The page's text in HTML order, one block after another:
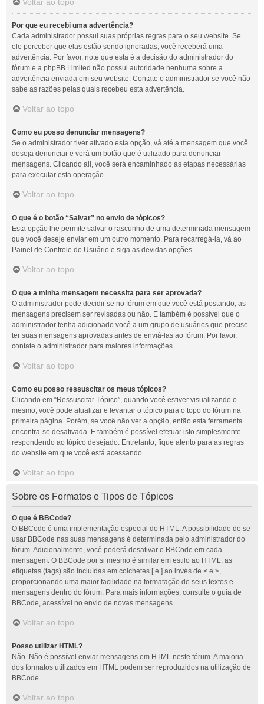
Por que eu recebi uma advertência?
Cada administrador possui suas próprias regras para o seu website. Se
ele perceber que elas estão sendo ignoradas, você receberá uma
advertência. Por favor, note que esta é a decisão do administrador do
fórum e a phpBB Limited não possui autoridade nenhuma sobre a
advertência enviada em seu website. Contate o administrador se você não
sabe as razões pelas quais recebeu esta advertência.
Voltar ao topo
Como eu posso denunciar mensagens?
Se o administrador tiver ativado esta opção, vá até a mensagem que você
deseja denunciar e verá um botão que é utilizado para denunciar
mensagens. Clicando ali, você será encaminhado às etapas necessárias
para executar esta operação.
Voltar ao topo
O que é o botão “Salvar” no envio de tópicos?
Esta opção lhe permite salvar o rascunho de uma determinada mensagem
que você deseje enviar em um outro momento. Para recarregá-la, vá ao
Painel de Controle do Usuário e siga as devidas opções.
Voltar ao topo
O que a minha mensagem necessita para ser aprovada?
O administrador pode decidir se no fórum em que você está postando, as
mensagens precisem ser revisadas ou não. E também é possível que o
administrador tenha adicionado você a um grupo de usuários que precise
ter suas mensagens aprovadas antes de enviá-las ao fórum. Por favor,
contate o administrador para maiores informações.
Voltar ao topo
Como eu posso ressuscitar os meus tópicos?
Clicando em “Ressuscitar Tópico”, quando você estiver visualizando o
mesmo, você pode atualizar e levantar o tópico para o topo do fórum na
primeira página. Porém, se você não ver a opção, então esta ferramenta
encontra-se desativada. E também é possível efetuar isto simplesmente
respondendo ao tópico desejado. Entretanto, fique atento para as regras
do website em que você está acessando.
Voltar ao topo
Sobre os Formatos e Tipos de Tópicos
O que é BBCode?
O BBCode é uma implementação especial do HTML. A possibilidade de se
usar BBCode nas suas mensagens é determinada pelo administrador do
fórum. Adicionalmente, você poderá desativar o BBCode em cada
mensagem. O BBCode por si mesmo é similar em estilo ao HTML, as
etiquetas (tags) são incluídas em colchetes [ e ] ao invés de < e >,
proporcionando uma maior facilidade na formatação de seus textos e
mensagens dentro do fórum. Para mais informações, consulte o guia de
BBCode, acessível no envio de novas mensagens.
Voltar ao topo
Posso utilizar HTML?
Não. Não é possível enviar mensagens em HTML neste fórum. A maioria
dos formatos utilizados em HTML podem ser reproduzidos na utilização de
BBCode.
Voltar ao topo